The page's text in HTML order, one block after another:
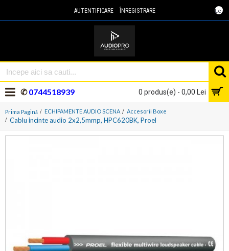
Lei
AUTENTIFICARE ÎNREGISTRARE
0 produs(e) - 0,00 Lei
✆0744518939
Prima Pagină ECHIPAMENTE AUDIO SCENA Accesorii Boxe
Cablu incinte audio 2x2,5mmp, HPC620BK, Proel